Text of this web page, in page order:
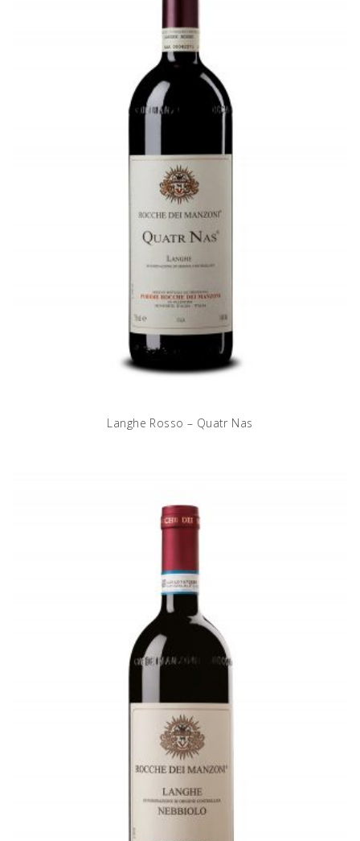
Langhe Rosso – Quatr Nas